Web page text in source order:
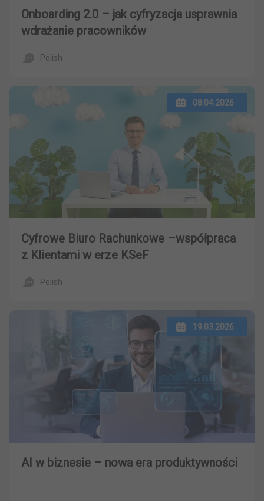
Onboarding 2.0 – jak cyfryzacja usprawnia
wdrażanie pracowników
Polish
08.04.2026
Cyfrowe Biuro Rachunkowe –współpraca
z Klientami w erze KSeF
Polish
19.03.2026
AI w biznesie – nowa era produktywności